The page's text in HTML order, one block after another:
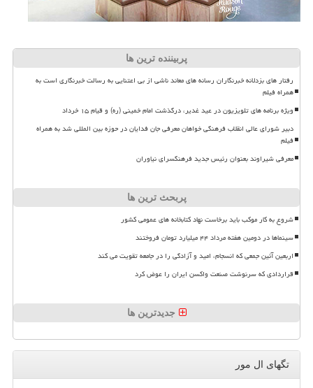
پربیننده ترین ها
رفتار های بزدلانه خبرنگاران رسانه های معاند ناشی از بی اعتنایی به رسالت خبرنگاری است به
همراه فیلم
ویژه برنامه های تلویزیون در عید غدیر، درگذشت امام خمینی (ره) و قیام ۱۵ خرداد
دبیر شورای عالی انقلاب فرهنگی خواهان معرفی جان فدایان در حوزه بین المللی شد به همراه
فیلم
معرفی شیراوند بعنوان رئیس جدید فرهنگسرای نیاوران
پربحث ترین ها
شروع به کار موکب باید برخاست نهاد کتابخانه های عمومی کشور
سینماها در دومین هفته مرداد ۴۴ میلیارد تومان فروختند
اربعین آئین جمعی که انسجام، امید و آزادگی را در جامعه تقویت می کند
قراردادی که سرنوشت صنعت واکسن ایران را عوض کرد
جدیدترین ها
تگهای ال مور